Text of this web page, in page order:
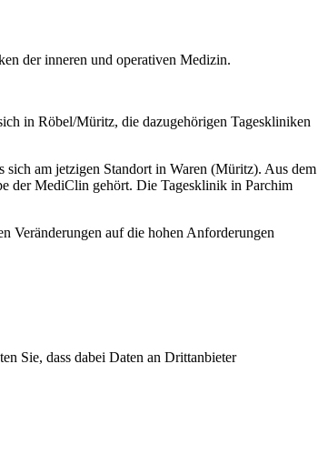
der inneren und operativen Medizin.
in Röbel/Müritz, die dazugehörigen Tageskliniken
am jetzigen Standort in Waren (Müritz). Aus dem
der MediClin gehört. Die Tagesklinik in Parchim
Veränderungen auf die hohen Anforderungen
Sie, dass dabei Daten an Drittanbieter